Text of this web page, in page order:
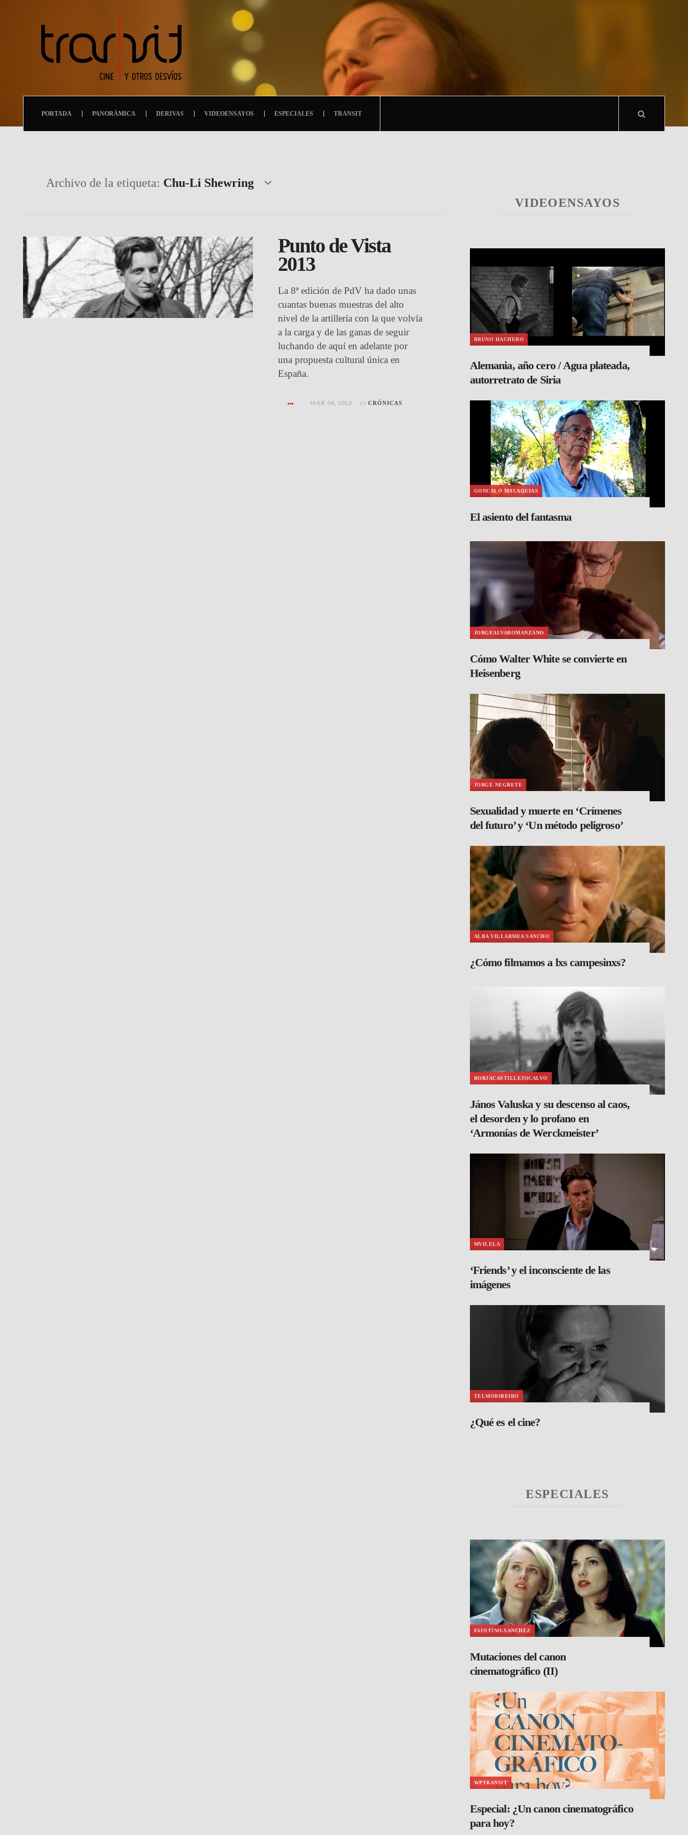
PORTADA PANORÁMICA DERIVAS VIDEOENSAYOS ESPECIALES TRANSIT
Archivo de la etiqueta: Chu-Li Shewring
Punto de Vista
2013
La 8ª edición de PdV ha dado unas
cuantas buenas muestras del alto
nivel de la artillería con la que volvía
a la carga y de las ganas de seguir
luchando de aquí en adelante por
una propuesta cultural única en
España.
MAR 04, 2013 en CRÓNICAS
VIDEOENSAYOS
BRUNO HACHERO
Alemania, año cero / Agua plateada,
autorretrato de Siria
GONCALO MALAQUIAS
El asiento del fantasma
JORGEALVAROMANZANO
Cómo Walter White se convierte en
Heisenberg
JORGE NEGRETE
Sexualidad y muerte en ‘Crímenes
del futuro’ y ‘Un método peligroso’
ALBA VILLARMEA SANCHO
¿Cómo filmamos a lxs campesinxs?
BORJACASTILLEJOCALVO
János Valuska y su descenso al caos,
el desorden y lo profano en
‘Armonías de Werckmeister’
MVILELA
‘Friends’ y el inconsciente de las
imágenes
TELMORIBEIRO
¿Qué es el cine?
ESPECIALES
FAUSTINO.SANCHEZ
Mutaciones del canon
cinematográfico (II)
WPTRANSIT
Especial: ¿Un canon cinematográfico
para hoy?